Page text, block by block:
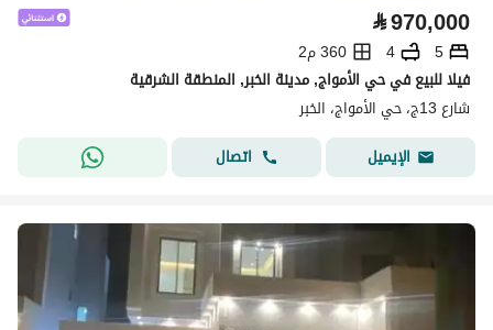
⃁970,000
5
4
360 م2
فيلا للبيع في حي الأمواج, مدينة الخبر, المنطقة الشرقية
شارع 13ج، حي الأمواج، الخبر
الإيميل
اتصال